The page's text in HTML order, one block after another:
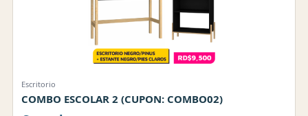
Escritorio
COMBO ESCOLAR 2 (CUPON: COMBO02)